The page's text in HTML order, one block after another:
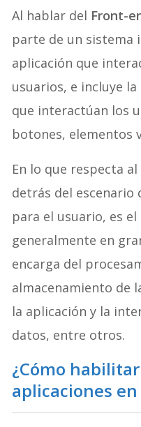
Al hablar del Front-
parte de un sistema
aplicación que
usuarios, e incluye
que interactúan los
botones, elementos
En lo que respecta al
detrás del escenario
para el usuario, es
generalmente en
encarga del
almacenamiento de
la aplicación y la
datos, entre otros.
¿Cómo
aplicaciones